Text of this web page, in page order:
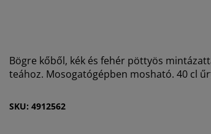
Bögre kőből, kék és fehér pöttyös
teához. Mosogatógépben mosható. 40 cl
SKU: 4912562